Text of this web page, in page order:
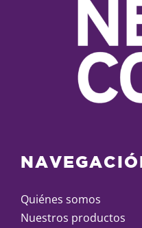
Quiénes somos
Nuestros productos